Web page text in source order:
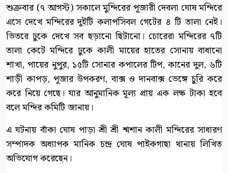
শুক্রবার (৭ আগস্ট) সকালে মুন্দিরের পূজারী দেবলা ঘোষ মন্দিরে
এসে দেখে মন্দিরের দুইটি কলাপসিবল গেটের ৪ টি তালা নেই।
ভিতরে ঢুকে দেখে সব ছড়ানো ছিটানো। চোরেরা মন্দিরের ৭টি
তালা কেটে মন্দিরে ঢুকে কালী মায়ের হাতের সোনায় বাধানো
শাখা, পায়ের নুপুর, ১৫টি সোনার কপালের টিপ, কানের দুল, ৬টি
শাড়ী কাপড়, পূজার উপকরণ, বাক্স ও দানবাক্স ভেঙ্গে চুরি করে
করে নিয়ে গেছে। যার আনুমানিক মূল্য প্রায় এক লক্ষ টাকা হবে
বলে মন্দির কমিটি জানায়।
এ ঘটনায় বাঁকা ঘোষ পাড়া শ্রী শ্রী শ্মশান কালী মন্দিরের সাধারণ
সম্পাদক অধ্যাপক মানিক চন্দ্র ঘোষ পাইকগাছা থানায় লিখিত
অভিযোগ করেছেন।